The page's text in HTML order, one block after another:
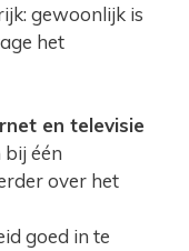
gewoonlijk is
het
en televisie
bij één
over het
goed in te